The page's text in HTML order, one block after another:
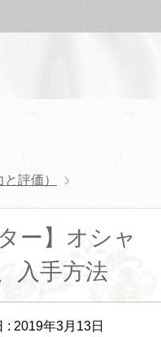
評価）
ー】オシャ
入手方法
: 2019年3月13日